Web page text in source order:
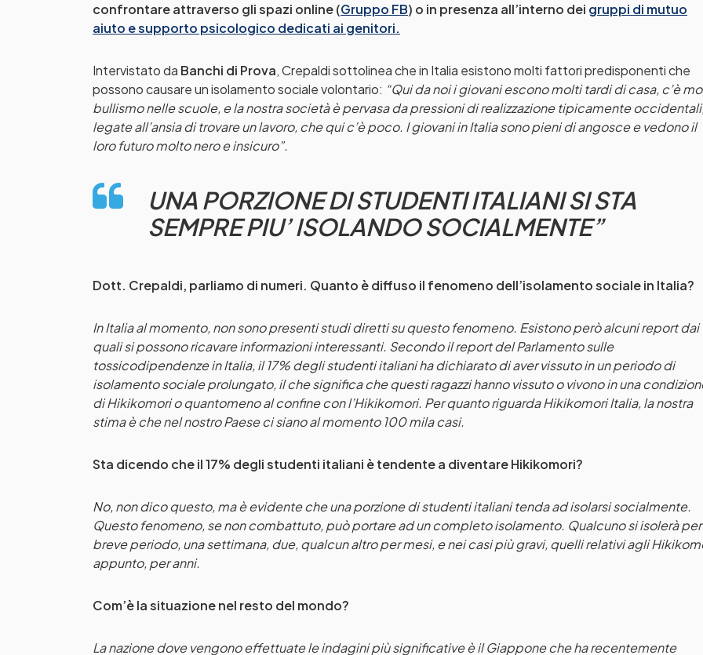
confrontare attraverso gli spazi online (Gruppo FB) o in presenza all’interno dei gruppi di mutuo
aiuto e supporto psicologico dedicati ai genitori.
Intervistato da Banchi di Prova, Crepaldi sottolinea che in Italia esistono molti fattori predisponenti che
possono causare un isolamento sociale volontario: “Qui da noi i giovani escono molti tardi di casa, c’è
bullismo nelle scuole, e la nostra società è pervasa da pressioni di realizzazione tipicamente
legate all’ansia di trovare un lavoro, che qui c’è poco. I giovani in Italia sono pieni di angosce e vedono il
loro futuro molto nero e insicuro”.
UNA PORZIONE DI STUDENTI ITALIANI SI STA
SEMPRE PIU’ ISOLANDO SOCIALMENTE”
Dott. Crepaldi, parliamo di numeri. Quanto è diffuso il fenomeno dell’isolamento sociale in Italia?
In Italia al momento, non sono presenti studi diretti su questo fenomeno. Esistono però alcuni report dai
quali si possono ricavare informazioni interessanti. Secondo il report del Parlamento sulle
tossicodipendenze in Italia, il 17% degli studenti italiani ha dichiarato di aver vissuto in un periodo di
isolamento sociale prolungato, il che significa che questi ragazzi hanno vissuto o vivono in una
di Hikikomori o quantomeno al confine con l’Hikikomori. Per quanto riguarda Hikikomori Italia, la nostra
stima è che nel nostro Paese ci siano al momento 100 mila casi.
Sta dicendo che il 17% degli studenti italiani è tendente a diventare Hikikomori?
No, non dico questo, ma è evidente che una porzione di studenti italiani tenda ad isolarsi socialmente.
Questo fenomeno, se non combattuto, può portare ad un completo isolamento. Qualcuno si isolerà per
breve periodo, una settimana, due, qualcun altro per mesi, e nei casi più gravi, quelli relativi agli
appunto, per anni.
Com’è la situazione nel resto del mondo?
La nazione dove vengono effettuate le indagini più significative è il Giappone che ha recentemente